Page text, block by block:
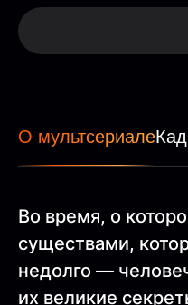
О мультсериале
Во время, о
существами,
недолго —
их великие